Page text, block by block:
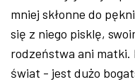
mniej skłonne do
się z niego pisklę,
rodzeństwa ani matki.
świat - jest dużo